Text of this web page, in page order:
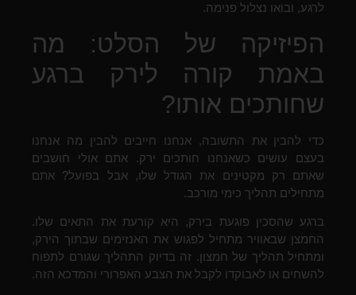
לרגע, ובואו נצלול פנימה.
הפיזיקה של הסלט: מה
באמת קורה לירק ברגע
שחותכים אותו?
כדי להבין את התשובה, אנחנו חייבים להבין מה אנחנו
בעצם עושים כשאנחנו חותכים ירק. אתם אולי חושבים
שאתם רק מקטינים את הגודל שלו, אבל בפועל? אתם
מתחילים תהליך כימי מורכב.
ברגע שהסכין פוגעת בירק, היא קורעת את התאים שלו.
החמצן שבאוויר מתחיל לפגוש את האנזימים שבתוך הירק,
ומתחיל תהליך של חמצון. זה בדיוק התהליך שגורם לתפוח
להשחים או לאבוקדו לקבל את הצבע האפרורי והמדכא הזה.